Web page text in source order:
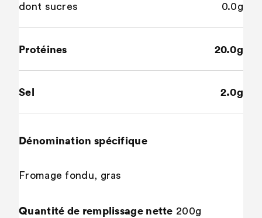
dont sucres 0.0g
Protéines 20.0g
Sel 2.0g
Dénomination spécifique
Fromage fondu, gras
Quantité de remplissage nette 200g